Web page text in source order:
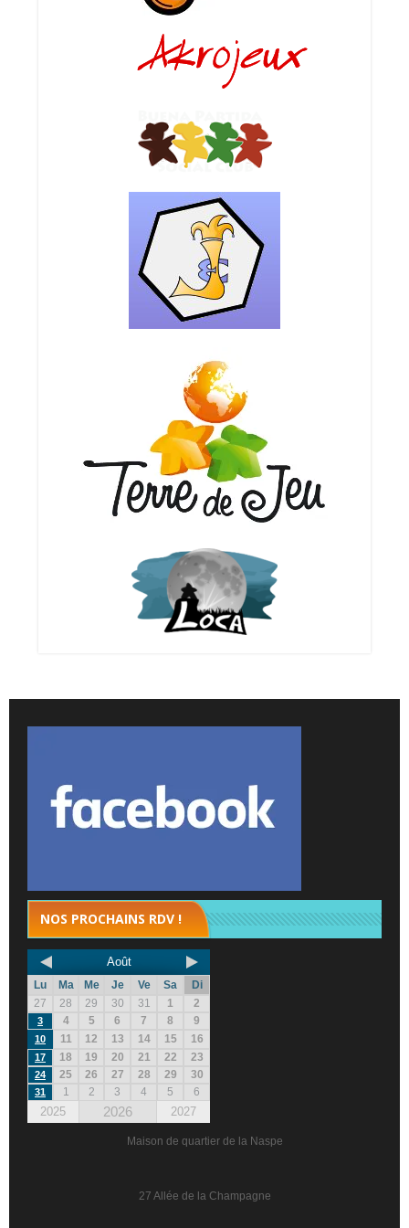
NOS PROCHAINS RDV !
Août
Lu Ma Me Je Ve Sa
Di
27
28 29 30 31 1 2
3 4 5 6 7 8 9
10 11 12 13 14 15 16
17 18 19 20 21 22 23
24 25 26 27 28 29 30
31 1 2 3 4 5 6
2025 2026 2027
Maison de quartier de la Naspe
27 Allée de la Champagne